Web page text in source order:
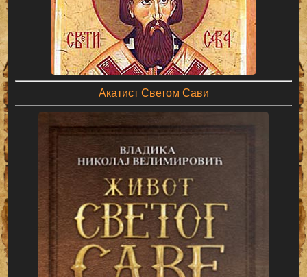
Акатист Светом Сави